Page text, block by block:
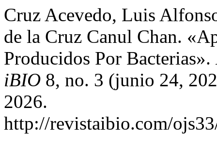
Cruz Acevedo, Luis
de la Cruz Canul Chan.
Producidos Por Bacterias».
iBIO 8, no. 3 (junio 24,
2026.
http://revistaibio.com/